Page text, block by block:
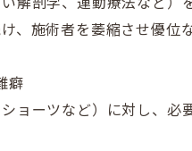
、施術者を萎縮させ優位
癖
ョーツなど）に対し、必